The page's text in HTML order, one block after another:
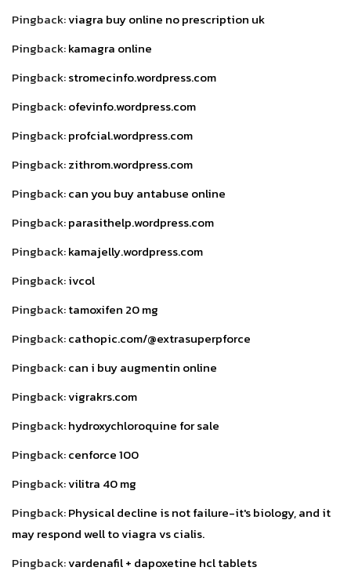
Pingback:viagra buy online no prescription uk
Pingback:kamagra online
Pingback:stromecinfo.wordpress.com
Pingback:ofevinfo.wordpress.com
Pingback:profcial.wordpress.com
Pingback:zithrom.wordpress.com
Pingback:can you buy antabuse online
Pingback:parasithelp.wordpress.com
Pingback:kamajelly.wordpress.com
Pingback:ivcol
Pingback:tamoxifen 20 mg
Pingback:cathopic.com/@extrasuperpforce
Pingback:can i buy augmentin online
Pingback:vigrakrs.com
Pingback:hydroxychloroquine for sale
Pingback:cenforce 100
Pingback:vilitra 40 mg
Pingback:Physical decline is not failure-it's biology, and it
may respond well to viagra vs cialis.
Pingback:vardenafil + dapoxetine hcl tablets